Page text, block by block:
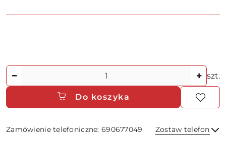
szt.
Do koszyka
Zamówienie telefoniczne: 690677049 Zostaw telefon